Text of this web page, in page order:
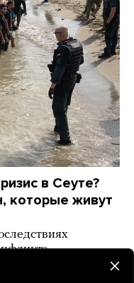
в Сеуте?
которые живут